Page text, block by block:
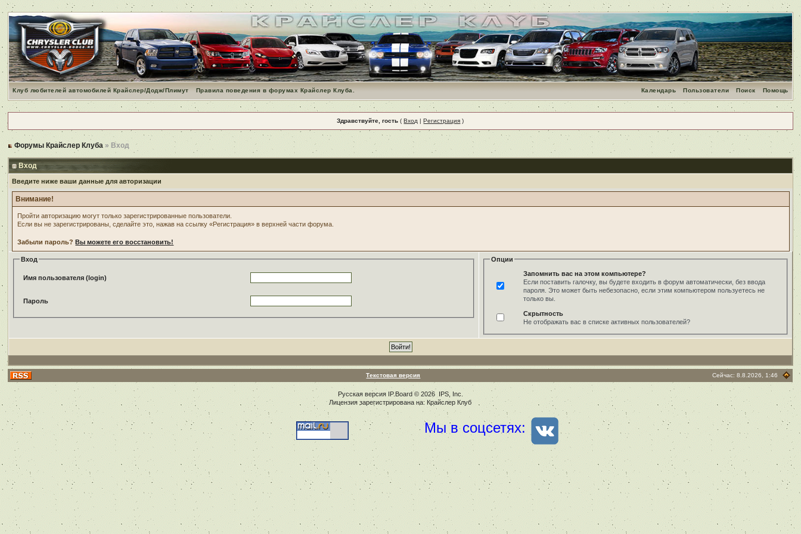
Клуб любителей автомобилей Крайслер/Додж/Плимут Правила поведения в форумах Крайслер Клуба. Помощь
Поиск
Пользователи
Календарь
Здравствуйте, гость (Вход |Регистрация )
Форумы Крайслер Клуба » Вход
Вход
Введите ниже ваши данные для авторизации
Внимание!
Пройти авторизацию могут только зарегистрированные пользователи.
Если вы не зарегистрированы, сделайте это, нажав на ссылку «Регистрация» в верхней части форума.
Забыли пароль?Вы можете его восстановить!
Вход
Имя пользователя (login)
Пароль
Опции
Запомнить вас на этом компьютере?
Если поставить галочку, вы будете входить в форум автоматически, без ввода
пароля. Это может быть небезопасно, если этим компьютером пользуетесь не
только вы.
Скрытность
Не отображать вас в списке активных пользователей?
Текстовая версия Сейчас: 8.8.2026, 1:46
Русская версия IP.Board© 2026 IPS, Inc
Лицензия зарегистрирована на: Крайслер Клуб
Мы в соцсетях: